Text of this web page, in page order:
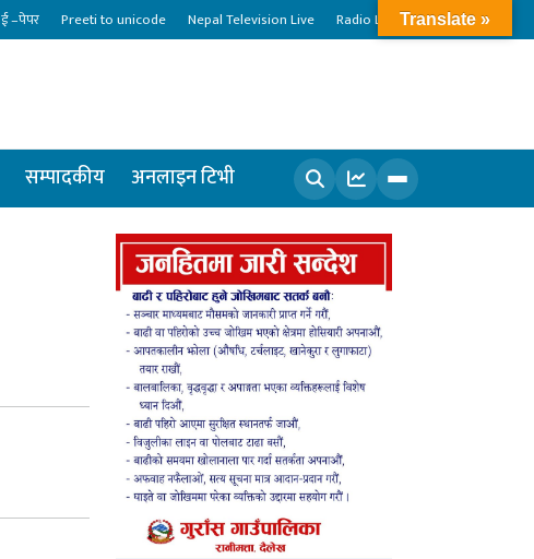
ई –पेपर Preeti to unicode Nepal Television Live Radio Live
सम्पादकीय अनलाइन टिभी
खोज्नुहोस
Translate »